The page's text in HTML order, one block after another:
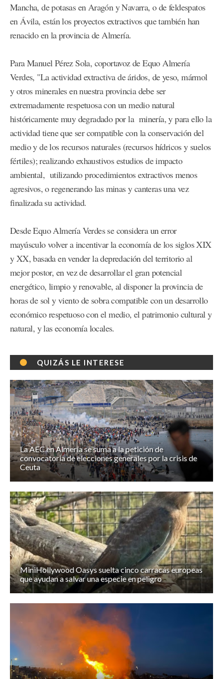
Mancha, de potasas en Aragón y Navarra, o de feldespatos
en Ávila, están los proyectos extractivos que también han
renacido en la provincia de Almería.
Para Manuel Pérez Sola, coportavoz de Equo Almería
Verdes, "La actividad extractiva de áridos, de yeso, mármol
y otros minerales en nuestra provincia debe ser
extremadamente respetuosa con un medio natural
históricamente muy degradado por la minería, y para ello la
actividad tiene que ser compatible con la conservación del
medio y de los recursos naturales (recursos hídricos y suelos
fértiles); realizando exhaustivos estudios de impacto
ambiental, utilizando procedimientos extractivos menos
agresivos, o regenerando las minas y canteras una vez
finalizada su actividad.
Desde Equo Almería Verdes se considera un error
mayúsculo volver a incentivar la economía de los siglos XIX
y XX, basada en vender la depredación del territorio al
mejor postor, en vez de desarrollar el gran potencial
energético, limpio y renovable, al disponer la provincia de
horas de sol y viento de sobra compatible con un desarrollo
económico respetuoso con el medio, el patrimonio cultural y
natural, y las economía locales.
QUIZÁS LE INTERESE
La AEC en Almería se suma a la petición de
convocatoria de elecciones generales por la crisis de
Ceuta
MiniHollywood Oasys suelta cinco carracas europeas
que ayudan a salvar una especie en peligro